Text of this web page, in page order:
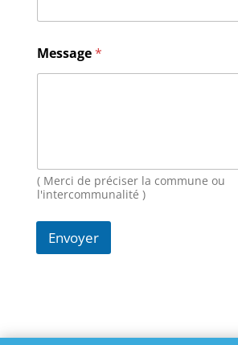
a
e
E
-
o
m
Message*
( Merci de préciser la commune ou
l'intercommunalité )
Envoyer